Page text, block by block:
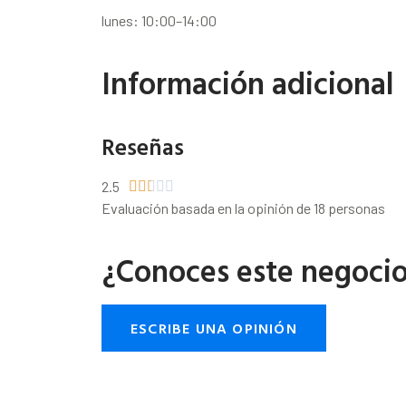
lunes: 10:00–14:00
Información adicional
Reseñas
2.5     
Evaluación basada en la opinión de 18 personas
¿Conoces este
ESCRIBE UNA OPINIÓN